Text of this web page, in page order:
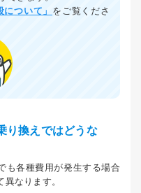
について」 をご覧くださ
り換えではどうな
も各種費用が発生する場合
なります。